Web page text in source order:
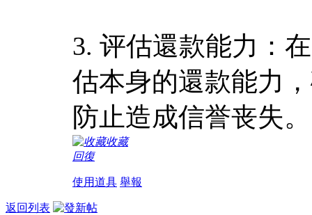
3. 评估還款能力：
估本身的還款能力
防止造成信誉丧失。
收藏
回復
使用道具 舉報
返回列表